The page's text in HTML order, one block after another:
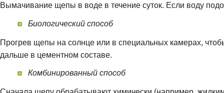
Вымачивание щепы в воде в течение суток. Если воду
Биологический способ
Прогрев щепы на солнце или в специальных камерах,
дальше в цементном составе.
Комбинированный способ